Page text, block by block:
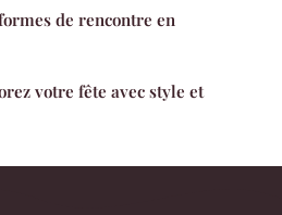
de rencontre en
votre fête avec style et